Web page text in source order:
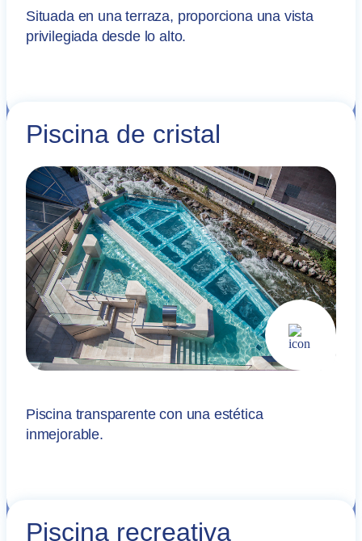
Situada en una terraza, proporciona una vista
privilegiada desde lo alto.
Piscina de cristal
Piscina transparente con una estética
inmejorable.
Piscina recreativa